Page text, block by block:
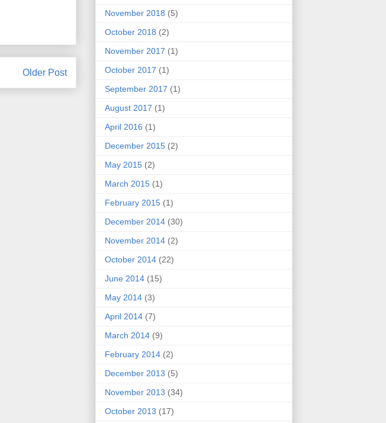
Older Post
November 2018 (5)
October 2018 (2)
November 2017 (1)
October 2017 (1)
September 2017 (1)
August 2017 (1)
April 2016 (1)
December 2015 (2)
May 2015 (2)
March 2015 (1)
February 2015 (1)
December 2014 (30)
November 2014 (2)
October 2014 (22)
June 2014 (15)
May 2014 (3)
April 2014 (7)
March 2014 (9)
February 2014 (2)
December 2013 (5)
November 2013 (34)
October 2013 (17)